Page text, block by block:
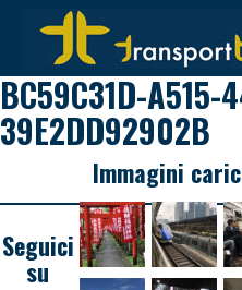
BC59C31D-A515-
39E2DD92902B
Immagini
Seguici
su